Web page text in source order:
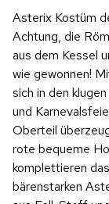
Asterix Kostüm
Achtung, die
aus dem Kessel
wie gewonnen!
sich in den
und
Oberteil
rote bequeme
komplettieren
bärenstarken